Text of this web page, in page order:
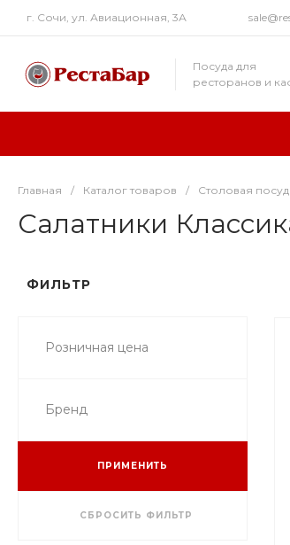
г. Сочи, ул. Авиационная, 3А
Посуда для
ресторанов и
Главная / Каталог товаров / Столовая
Салатники
ФИЛЬТР
Розничная цена
Бренд
ПРИМЕНИТЬ
СБРОСИТЬ ФИЛЬТР